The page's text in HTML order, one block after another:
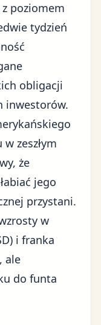
poziomem
tydzień
obligacji
inwestorów.
zeszłym
że
jego
przystani.
w
i franka
ale
do funta